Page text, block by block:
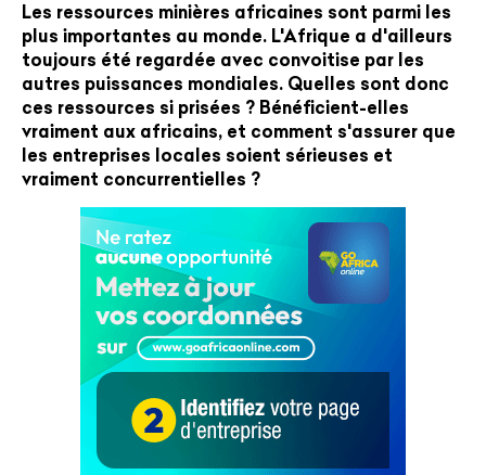
Les ressources minières africaines sont parmi les
plus importantes au monde. L'Afrique a d'ailleurs
toujours été regardée avec convoitise par les
autres puissances mondiales. Quelles sont donc
ces ressources si prisées ? Bénéficient-elles
vraiment aux africains, et comment s'assurer que
les entreprises locales soient sérieuses et
vraiment concurrentielles ?